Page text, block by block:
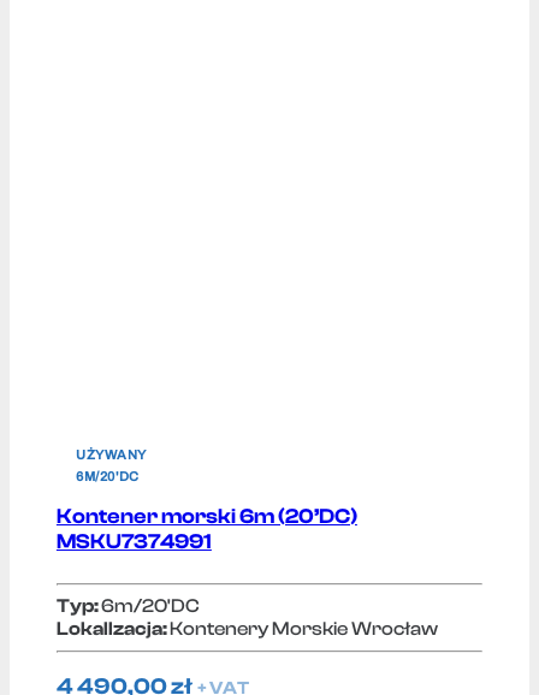
UŻYWANY
6M/20'DC
Kontener morski 6m (20’DC)
MSKU7374991
Typ:6m/20'DC
Lokallzacja:Kontenery Morskie Wrocław
4 490,00zł + VAT